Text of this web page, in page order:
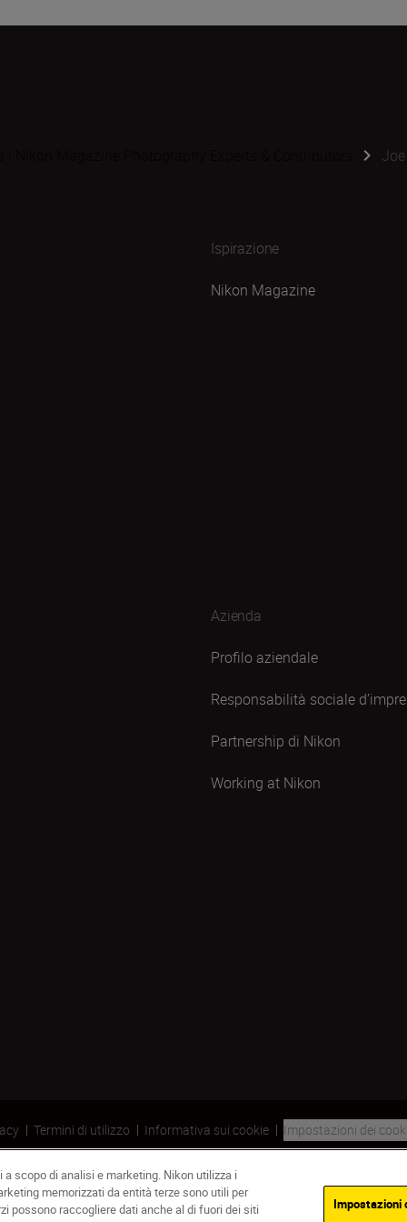
Ispirazione
Nikon Magazine
Azienda
Profilo aziendale
Responsabilità sociale
Partnership di Nikon
Working at Nikon
Termini di utilizzo Informativa sui cookie Impostazioni dei
scopo di analisi e marketing. Nikon utilizza i
memorizzati da entità terze sono utili per
possono raccogliere dati anche al di fuori dei siti
Impostazioni